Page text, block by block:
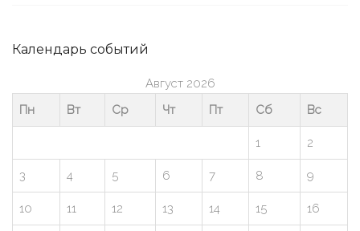
Календарь событий
Август 2026
Пн
Вт Ср Чт Пт Сб Вс
1 2
3 4 5 6 7 8 9
10 11 12 13 14 15 16